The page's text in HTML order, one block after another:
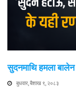
सुदनमाथि हमला
बुधवार, बैशाख ९, २०८३